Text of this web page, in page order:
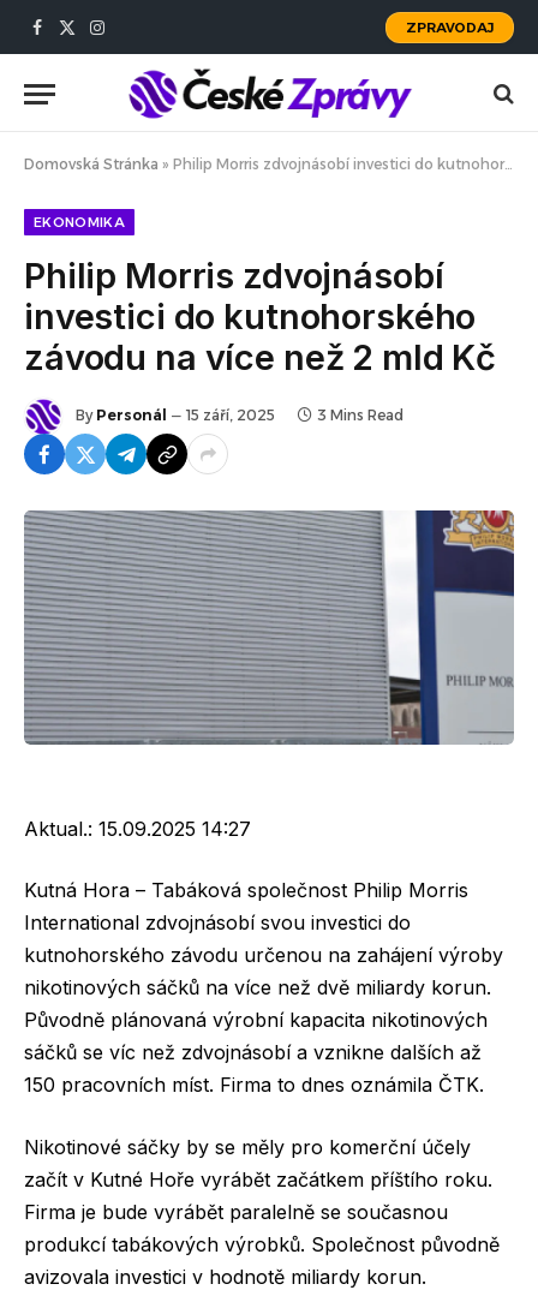
Facebook
X
Instagram
ZPRAVODAJ
Domovská Stránka » Philip Morris zdvojnásobí investici do kutnohorského závodu na více než 2 mld Kč
EKONOMIKA
Philip Morris zdvojnásobí
investici do kutnohorského
závodu na více než 2 mld Kč
By Personál 15 září, 2025 3 Mins Read
Aktual.: 15.09.2025 14:27
Kutná Hora – Tabáková společnost Philip Morris
International zdvojnásobí svou investici do
kutnohorského závodu určenou na zahájení výroby
nikotinových sáčků na více než dvě miliardy korun.
Původně plánovaná výrobní kapacita nikotinových
sáčků se víc než zdvojnásobí a vznikne dalších až
150 pracovních míst. Firma to dnes oznámila ČTK.
Nikotinové sáčky by se měly pro komerční účely
začít v Kutné Hoře vyrábět začátkem příštího roku.
Firma je bude vyrábět paralelně se současnou
produkcí tabákových výrobků. Společnost původně
avizovala investici v hodnotě miliardy korun.